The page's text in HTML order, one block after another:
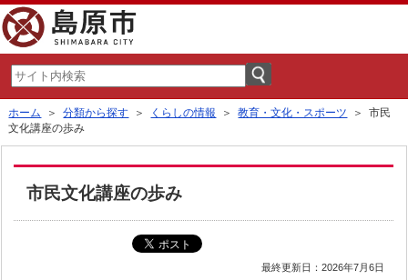
ホーム ＞分類から探す ＞ くらしの情報 ＞教育・文化・スポーツ
＞ 市民
文化講座の歩み
市民文化講座の歩み
最終更新日：2026年7月6日